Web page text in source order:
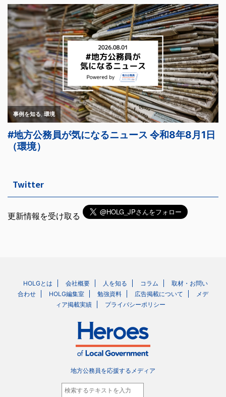
Twitter
更新情報を受け取る
HOLGとは 会社概要 人を知る コラム
取材・お問い
合わせ
HOLG編集室 勉強資料 広告掲載について
メデ
ィア掲載実績
プライバシーポリシー
地方公務員を応援するメディア